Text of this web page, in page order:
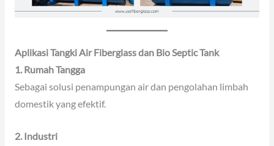
Aplikasi Tangki Air Fiberglass dan Bio Septic Tank
1. Rumah Tangga
Sebagai solusi penampungan air dan pengolahan limbah
domestik yang efektif.
2. Industri